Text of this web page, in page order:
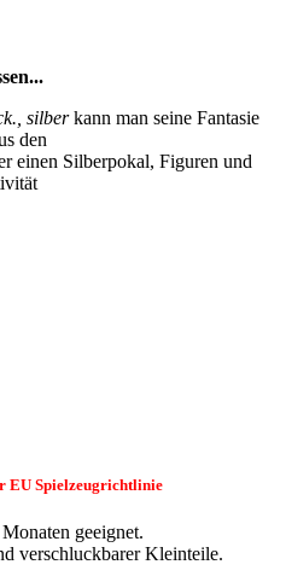
silberkann man seine Fantasie
den
einen Silberpokal, Figuren und
EU Spielzeugrichtlinie
geeignet.
verschluckbarer Kleinteile.